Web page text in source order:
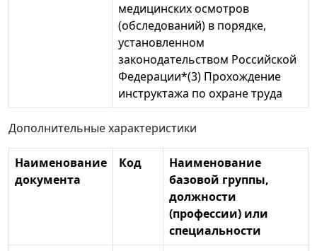
медицинских осмотров
(обследований) в порядке,
установленном
законодательством Российской
Федерации*(3) Прохождение
инструктажа по охране труда
Дополнительные характеристики
Наименование
документа
Код
Наименование
базовой группы,
должности
(профессии) или
специальности